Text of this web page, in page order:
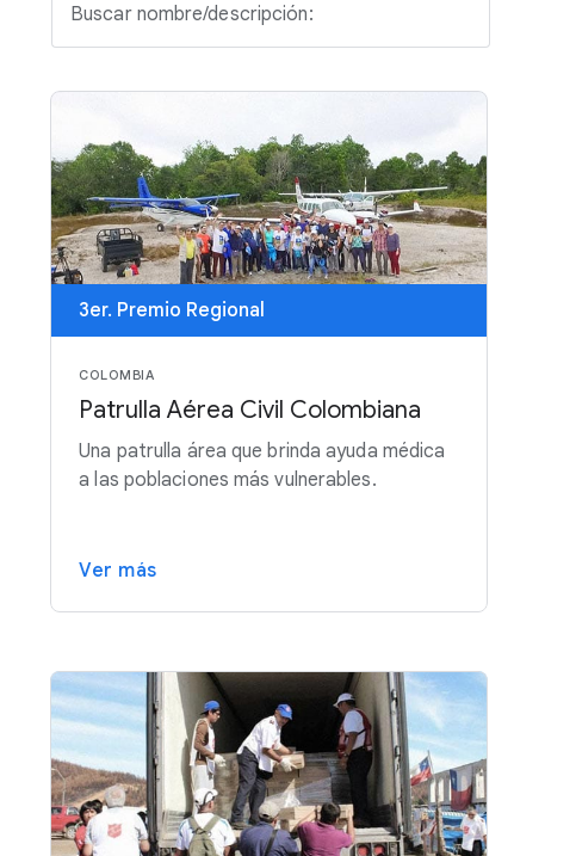
Buscar nombre/descripción:
3er. Premio Regional
COLOMBIA
Patrulla Aérea Civil Colombiana
Una patrulla área que brinda ayuda médica
a las poblaciones más vulnerables.
Ver más